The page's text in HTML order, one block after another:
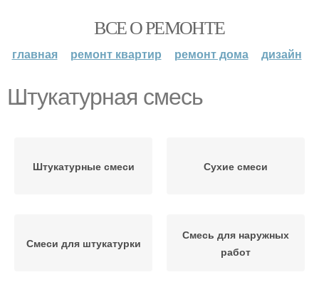
ВСЕ О РЕМОНТЕ
главная ремонт квартир ремонт дома дизайн
Штукатурная смесь
Штукатурные смеси Сухие смеси
Смеси для штукатурки
Смесь для наружных
работ